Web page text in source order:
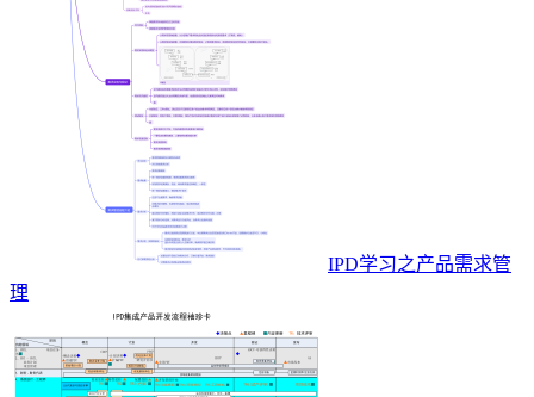
IPD学习之产品需求管
理